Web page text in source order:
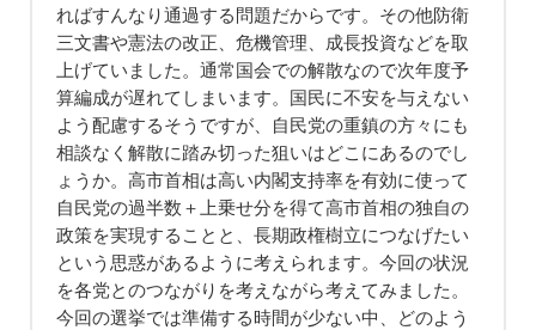
ればすんなり通過する問題だからです。その他防衛
三文書や憲法の改正、危機管理、成長投資などを取
上げていました。通常国会での解散なので次年度予
算編成が遅れてしまいます。国民に不安を与えない
よう配慮するそうですが、自民党の重鎮の方々にも
相談なく解散に踏み切った狙いはどこにあるのでし
ょうか。高市首相は高い内閣支持率を有効に使って
自民党の過半数＋上乗せ分を得て高市首相の独自の
政策を実現することと、長期政権樹立につなげたい
という思惑があるように考えられます。今回の状況
を各党とのつながりを考えながら考えてみました。
今回の選挙では準備する時間が少ない中、どのよう